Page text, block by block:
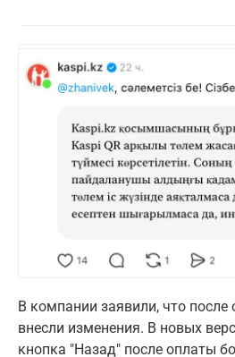
В компании заявили, что после
внесли изменения. В новых
кнопка "Назад" после оплаты